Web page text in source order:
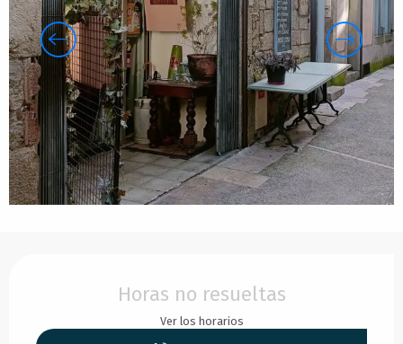
Horas no resueltas
Ver los horarios